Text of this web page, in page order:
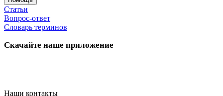
Статьи
Вопрос-ответ
Словарь терминов
Скачайте наше приложение
Наши контакты